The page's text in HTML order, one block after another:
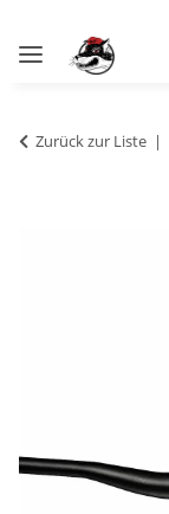
Zurück zur Liste